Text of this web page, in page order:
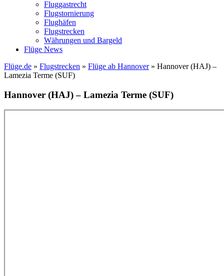
Fluggastrecht
Flugstornierung
Flughäfen
Flugstrecken
Währungen und Bargeld
Flüge News
Flüge.de » Flugstrecken » Flüge ab Hannover» Hannover (HAJ) –
Lamezia Terme (SUF)
Hannover (HAJ) – Lamezia Terme (SUF)